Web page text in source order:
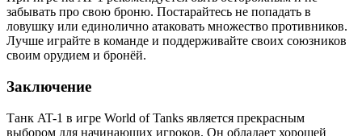
забывать про свою броню. Постарайтесь не попадать в
ловушку или единолично атаковать множество противников.
Лучше играйте в команде и поддерживайте своих союзников
своим орудием и бронёй.
Заключение
Танк AT-1 в игре World of Tanks является прекрасным
выбором для начинающих игроков. Он обладает хорошей